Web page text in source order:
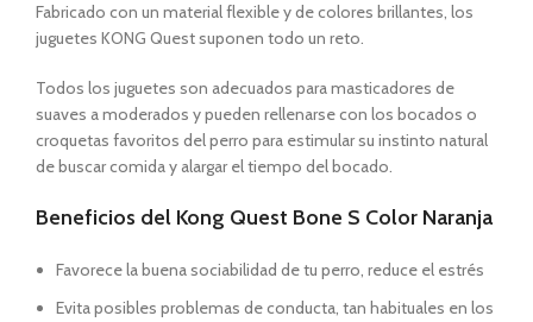
Fabricado con un material flexible y de colores brillantes, los
juguetes KONG Quest suponen todo un reto.
Todos los juguetes son adecuados para masticadores de
suaves a moderados y pueden rellenarse con los bocados o
croquetas favoritos del perro para estimular su instinto natural
de buscar comida y alargar el tiempo del bocado.
Beneficios del Kong Quest Bone S Color Naranja
Favorece la buena sociabilidad de tu perro, reduce el estrés
Evita posibles problemas de conducta, tan habituales en los